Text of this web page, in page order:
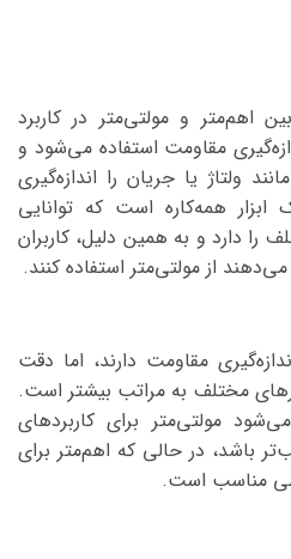
اهم‌متر و مولتی‌متر در کاربرد
مقاومت استفاده می‌شود و
ولتاژ یا جریان را اندازه‌گیری
ابزار همه‌کاره است که توانایی
را دارد و به همین دلیل، کاربران
از مولتی‌متر استفاده کنند.
مقاومت دارند، اما دقت
مختلف به مراتب بیشتر است.
مولتی‌متر برای کاربردهای
در حالی که اهم‌متر برای
مناسب است.